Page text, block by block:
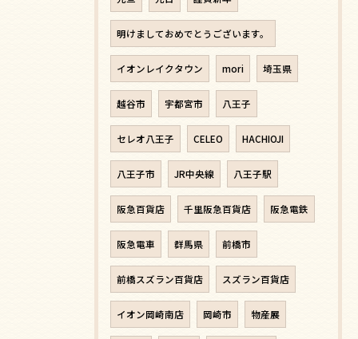
明けましておめでとうございます。
イオンレイクタウン mori 埼玉県
越谷市 宇都宮市 八王子
セレオ八王子 CELEO HACHIOJI
八王子市 JR中央線 八王子駅
阪急百貨店 千里阪急百貨店 阪急電鉄
阪急電車 群馬県 前橋市
前橋スズラン百貨店 スズラン百貨店
イオン岡崎南店 岡崎市 物産展